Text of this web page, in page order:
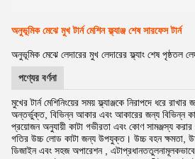
অনুভূমিক মেঝে মুখ টার্ন মেশিন ফ্ল্যাঞ্জ শেষ সারফেস টার্ন
অনুভূমিক মেঝে লেদারের মুখ লেদারের ফ্ল্যাং শেষ পৃষ্ঠতল
পণ্যের বর্ণনা
মুখের টার্ন মেশিনিংয়ের সময় ফ্ল্যাঞ্জকে নিরাপদে ধরে
অন্তর্ভুক্ত, বিভিন্ন আকার এবং আকারের জন্য বিভিন্ন
প্রয়োজন অনুযায়ী কাটা গভীরতা এবং কোণ সামঞ্জস্য
গতির উচ্চ লোড কাটা জন্য উপযুক্ত। উচ্চ বহন ক্ষমতা,
ডিজাইন এবং সহজ অপারেশন , এটাপ্রধানততুলনামূলকভাবে